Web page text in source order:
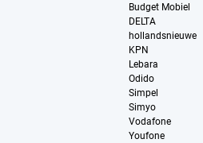
Budget Mobiel
DELTA
hollandsnieuwe
KPN
Lebara
Odido
Simpel
Simyo
Vodafone
Youfone